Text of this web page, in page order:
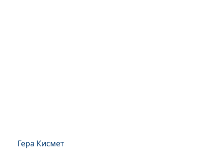
Гера Кисмет